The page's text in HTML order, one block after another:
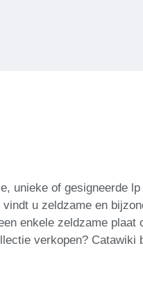
unieke of gesigneerde
u zeldzame en
enkele zeldzame
verkopen?